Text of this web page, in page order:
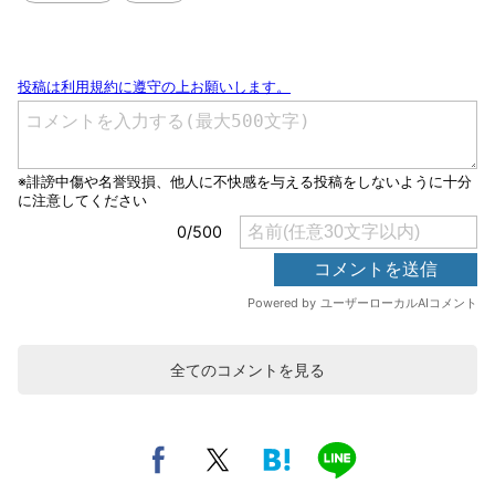
全てのコメントを見る